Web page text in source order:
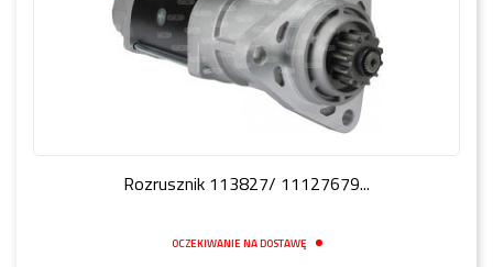
Rozrusznik 113827/ 11127679...
OCZEKIWANIE NA DOSTAWĘ